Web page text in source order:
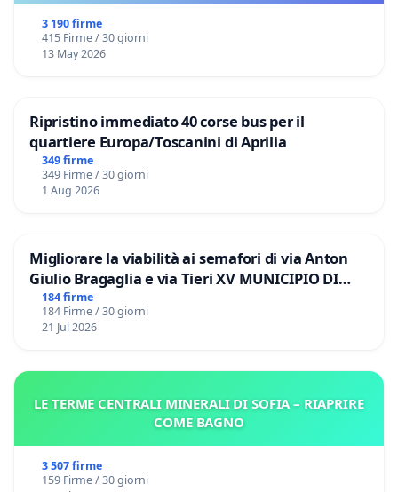
3 190 firme
415 Firme / 30 giorni
13 May 2026
Ripristino immediato 40 corse bus per il
quartiere Europa/Toscanini di Aprilia
349 firme
349 Firme / 30 giorni
1 Aug 2026
Migliorare la viabilità ai semafori di via Anton
Giulio Bragaglia e via Tieri XV MUNICIPIO DI
ROMA
184 firme
184 Firme / 30 giorni
21 Jul 2026
LE TERME CENTRALI MINERALI DI SOFIA – RIAPRIRE
COME BAGNO
3 507 firme
159 Firme / 30 giorni